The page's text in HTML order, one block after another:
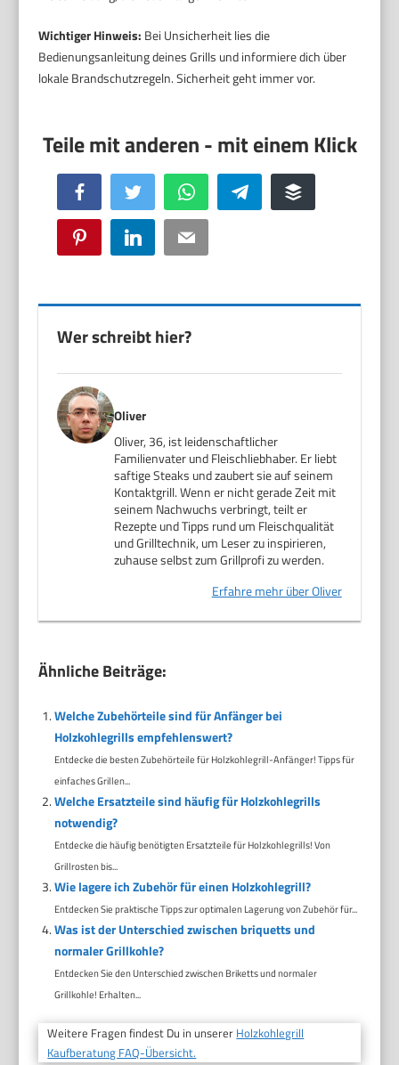
Wichtiger Hinweis: Bei Unsicherheit lies die
Bedienungsanleitung deines Grills und informiere dich über
lokale Brandschutzregeln. Sicherheit geht immer vor.
Facebook Twitter WhatsApp Telegram Buffer
Pinterest LinkedIn Email
Wer schreibt hier?
Oliver
Oliver, 36, ist leidenschaftlicher
Familienvater und Fleischliebhaber. Er liebt
saftige Steaks und zaubert sie auf seinem
Kontaktgrill. Wenn er nicht gerade Zeit mit
seinem Nachwuchs verbringt, teilt er
Rezepte und Tipps rund um Fleischqualität
und Grilltechnik, um Leser zu inspirieren,
zuhause selbst zum Grillprofi zu werden.
Erfahre mehr über Oliver
Ähnliche Beiträge:
Welche Zubehörteile sind für Anfänger bei
Holzkohlegrills empfehlenswert?
Entdecke die besten Zubehörteile für Holzkohlegrill-Anfänger! Tipps für
einfaches Grillen...
Welche Ersatzteile sind häufig für Holzkohlegrills
notwendig?
Entdecke die häufig benötigten Ersatzteile für Holzkohlegrills! Von
Grillrosten bis...
Wie lagere ich Zubehör für einen Holzkohlegrill?
Entdecken Sie praktische Tipps zur optimalen Lagerung von Zubehör für...
Was ist der Unterschied zwischen briquetts und
normaler Grillkohle?
Entdecken Sie den Unterschied zwischen Briketts und normaler
Grillkohle! Erhalten...
Weitere Fragen findest Du in unserer Holzkohlegrill
Kaufberatung FAQ-Übersicht.